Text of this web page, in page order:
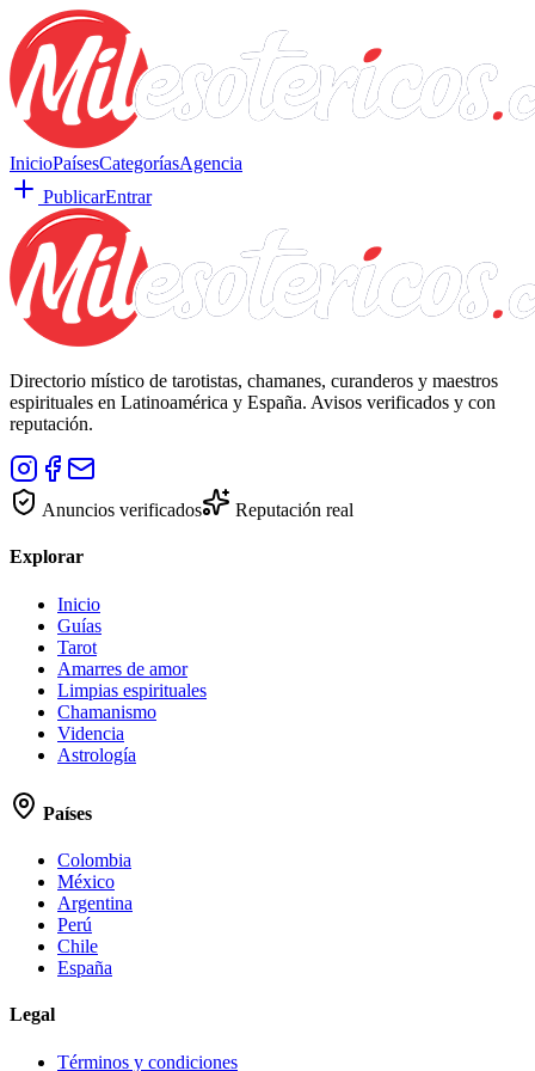
InicioPaísesCategoríasAgencia
PublicarEntrar
Directorio místico de tarotistas, chamanes, curanderos y maestros
espirituales en Latinoamérica y España. Avisos verificados y con
reputación.
Anuncios verificados Reputación real
Explorar
Inicio
Guías
Tarot
Amarres de amor
Limpias espirituales
Chamanismo
Videncia
Astrología
Países
Colombia
México
Argentina
Perú
Chile
España
Legal
Términos y condiciones